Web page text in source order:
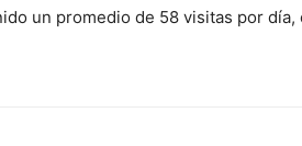
un promedio de 58 visitas por